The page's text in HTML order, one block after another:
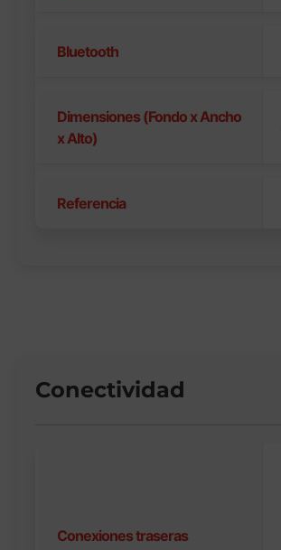
Bluetooth
Dimensiones (Fondo x Ancho
x Alto)
Referencia
Conectividad
Conexiones traseras